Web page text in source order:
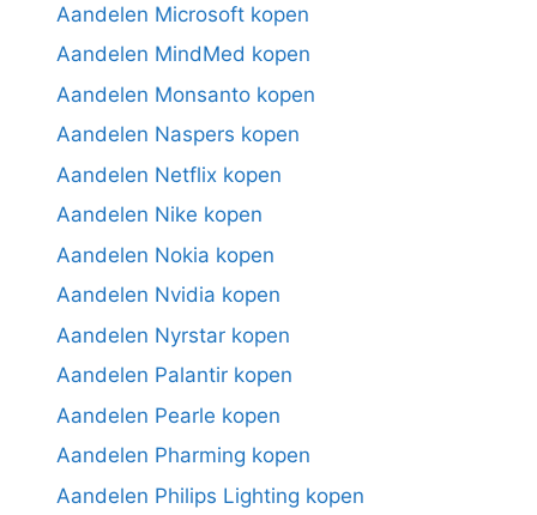
Aandelen Microsoft kopen
Aandelen MindMed kopen
Aandelen Monsanto kopen
Aandelen Naspers kopen
Aandelen Netflix kopen
Aandelen Nike kopen
Aandelen Nokia kopen
Aandelen Nvidia kopen
Aandelen Nyrstar kopen
Aandelen Palantir kopen
Aandelen Pearle kopen
Aandelen Pharming kopen
Aandelen Philips Lighting kopen